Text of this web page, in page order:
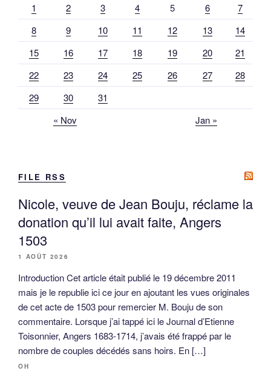
1 2 3 4 5 6
7
8
9 10 11 12 13
14
15
16 17 18 19 20
21
22
23 24 25 26 27
28
29
30
31
« Nov
Jan »
FILE RSS
Nicole, veuve de Jean Bouju, réclame la
donation qu’il lui avait faite, Angers
1503
1 AOÛT 2026
Introduction Cet article était publié le 19 décembre 2011
mais je le republie ici ce jour en ajoutant les vues originales
de cet acte de 1503 pour remercier M. Bouju de son
commentaire. Lorsque j’ai tappé ici le Journal d’Etienne
Toisonnier, Angers 1683-1714, j’avais été frappé par le
nombre de couples décédés sans hoirs. En […]
OH